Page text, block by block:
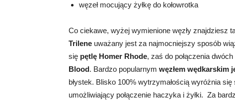
węzeł mocujący żyłkę do kołowrotka
Co ciekawe, wyżej wymienione węzły znajdziesz
Trilene uważany jest za najmocniejszy sposób
się pętlę Homer Rhode, zaś do połączenia
Blood. Bardzo popularnym węzłem wędkarskim
błystek. Blisko 100% wytrzymałością wyróżnia
umożliwiający połączenie haczyka i żyłki. Za